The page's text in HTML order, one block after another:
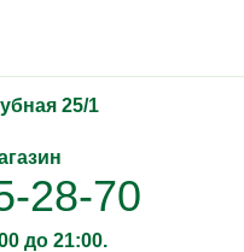
25/1
28-70
до 21:00.